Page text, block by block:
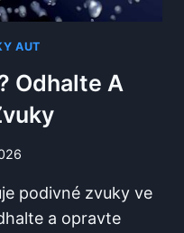
AUT
Odhalte A
podivné zvuky ve
a opravte